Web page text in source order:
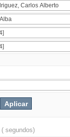
( segundos)